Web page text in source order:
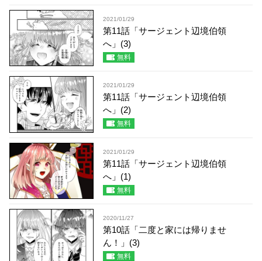
2021/01/29
第11話「サージェント辺境伯領
へ」(3)
無料
2021/01/29
第11話「サージェント辺境伯領
へ」(2)
無料
2021/01/29
第11話「サージェント辺境伯領
へ」(1)
無料
2020/11/27
第10話「二度と家には帰りませ
ん！」(3)
無料